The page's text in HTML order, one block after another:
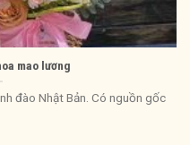
mao lương
đào Nhật Bản. Có nguồn gốc